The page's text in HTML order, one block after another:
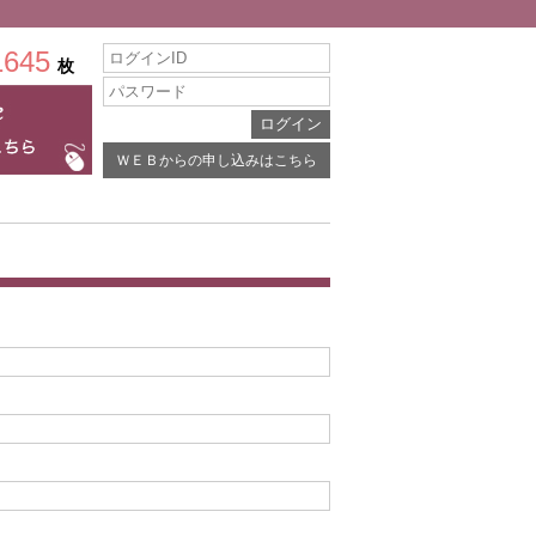
枚
ＷＥＢからの申し込みはこちら